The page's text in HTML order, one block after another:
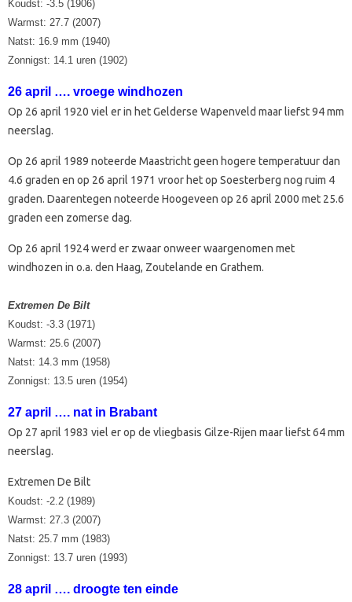
Koudst: -3.5 (1906)
Warmst: 27.7 (2007)
Natst: 16.9 mm (1940)
Zonnigst: 14.1 uren (1902)
26 april …. vroege windhozen
Op 26 april 1920 viel er in het Gelderse Wapenveld maar liefst 94 mm
neerslag.
Op 26 april 1989 noteerde Maastricht geen hogere temperatuur dan
4.6 graden en op 26 april 1971 vroor het op Soesterberg nog ruim 4
graden. Daarentegen noteerde Hoogeveen op 26 april 2000 met 25.6
graden een zomerse dag.
Op 26 april 1924 werd er zwaar onweer waargenomen met
windhozen in o.a. den Haag, Zoutelande en Grathem.
Extremen De Bilt
Koudst: -3.3 (1971)
Warmst: 25.6 (2007)
Natst: 14.3 mm (1958)
Zonnigst: 13.5 uren (1954)
27 april …. nat in Brabant
Op 27 april 1983 viel er op de vliegbasis Gilze-Rijen maar liefst 64 mm
neerslag.
Extremen De Bilt
Koudst: -2.2 (1989)
Warmst: 27.3 (2007)
Natst: 25.7 mm (1983)
Zonnigst: 13.7 uren (1993)
28 april …. droogte ten einde